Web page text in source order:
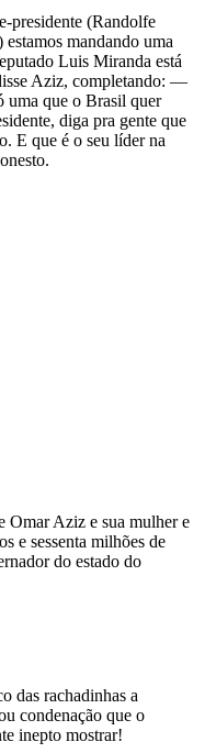
presidente (Randolfe
mandando uma
Luis Miranda está
Aziz, completando: —
uma que o Brasil quer
diga pra gente que
E que é o seu líder na
Omar Aziz e sua mulher e
e sessenta milhões de
do estado do
das rachadinhas a
condenação que o
inepto mostrar!